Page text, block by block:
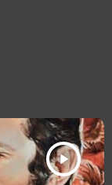
play_arrow